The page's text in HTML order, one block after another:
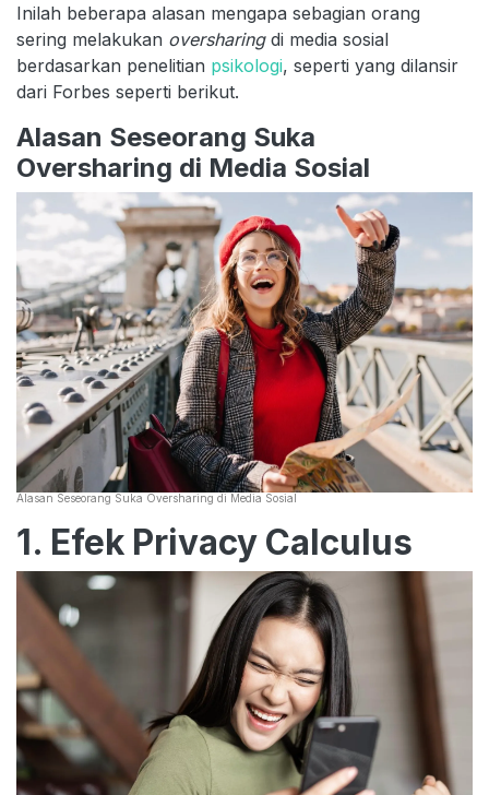
Inilah beberapa alasan mengapa sebagian orang
sering melakukan oversharingdi media sosial
berdasarkan penelitian psikologi, seperti yang dilansir
dari Forbes seperti berikut.
Alasan Seseorang Suka
Oversharing di Media Sosial
Alasan Seseorang Suka Oversharing di Media Sosial
1. Efek Privacy Calculus